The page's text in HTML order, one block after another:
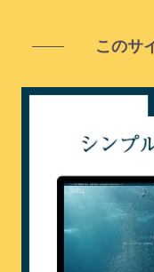
このサ